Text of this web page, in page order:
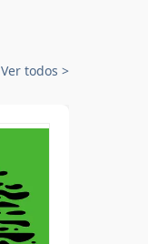
Ver todos >